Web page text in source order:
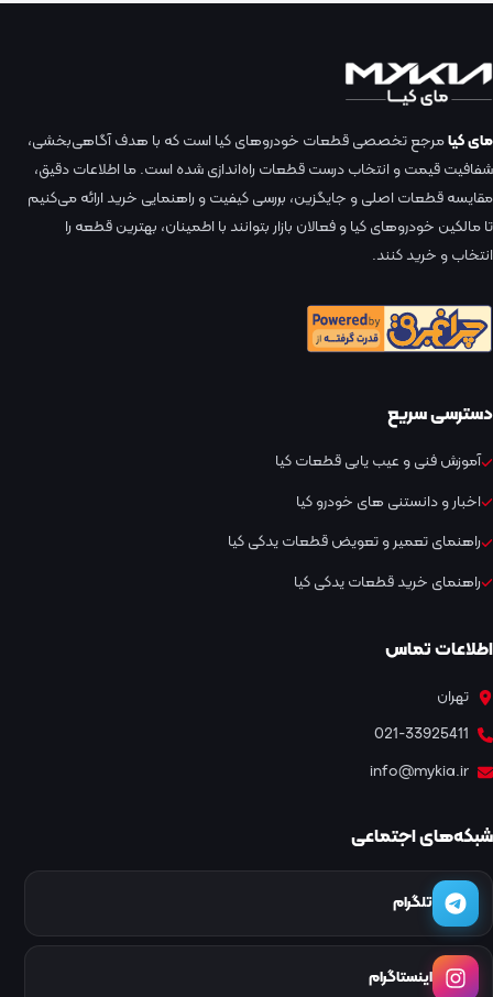
مای کیامرجع تخصصی قطعات خودروهای کیا است که با هدف آگاهی‌بخشی،
شفافیت قیمت و انتخاب درست قطعات راه‌اندازی شده است. ما اطلاعات دقیق،
مقایسه قطعات اصلی و جایگزین، بررسی کیفیت و راهنمایی خرید ارائه می‌کنیم
تا مالکین خودروهای کیا و فعالان بازار بتوانند با اطمینان، بهترین قطعه را
انتخاب و خرید کنند.
دسترسی سریع
آموزش فنی و عیب یابی قطعات کیا
اخبار و دانستنی های خودرو کیا
راهنمای تعمیر و تعویض قطعات یدکی کیا
راهنمای خرید قطعات یدکی کیا
اطلاعات تماس
تهران
021-33925411
info@mykia.ir
شبکه‌های اجتماعی
تلگرام
اینستاگرام